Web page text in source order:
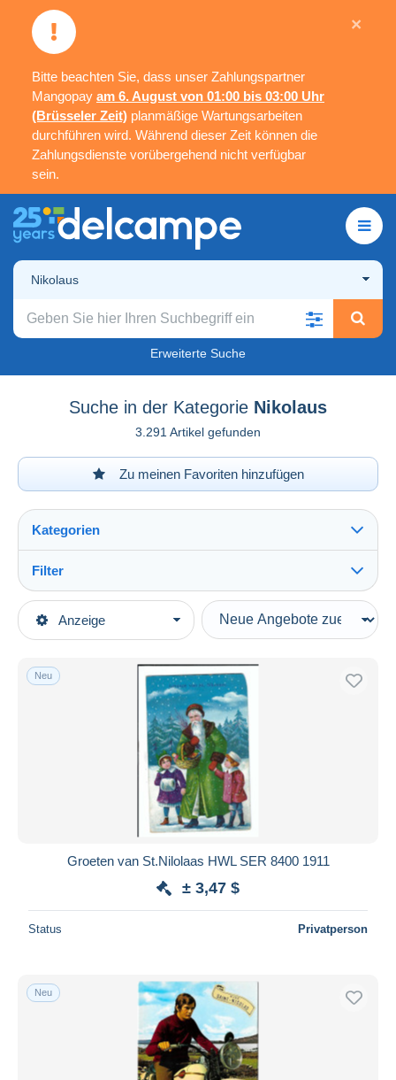
Bitte beachten Sie, dass unser Zahlungspartner
Mangopay am 6. August von 01:00 bis 03:00 Uhr
(Brüsseler Zeit) planmäßige Wartungsarbeiten
durchführen wird. Während dieser Zeit können die
Zahlungsdienste vorübergehend nicht verfügbar
sein.
×
Nikolaus
Erweiterte Suche
Suche in der Kategorie Nikolaus
3.291 Artikel gefunden
Zu meinen Favoriten hinzufügen
Anzeige
Kategorien
Hauptkategorien
Motive
Filter
Art der Verkäufe
Laufende Angebote
Auktionen mit Geboten
Auktionen ohne Gebote
Auktionshäuser
Preis
Nur ermäßigt
Kostenloser Versand
Zahlungsmethoden
PayPal
Neu
Groeten van St.Nilolaas HWL SER 8400 1911
± 3,47 $
Status Privatperson
Neu